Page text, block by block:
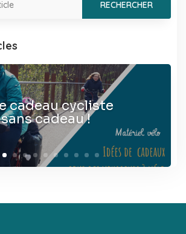
cadeau cycliste
cadeau !